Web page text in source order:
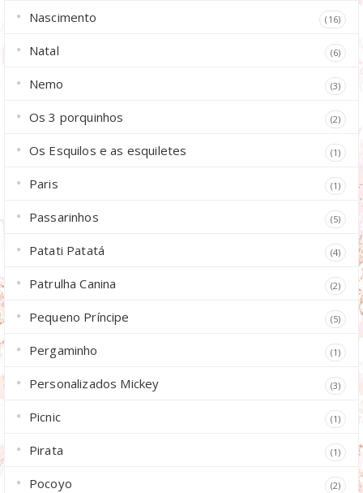
Nascimento (16)
Natal (6)
Nemo (3)
Os 3 porquinhos (2)
Os Esquilos e as esquiletes (1)
Paris (1)
Passarinhos (5)
Patati Patatá (4)
Patrulha Canina (2)
Pequeno Príncipe (5)
Pergaminho (1)
Personalizados Mickey (3)
Picnic (1)
Pirata (1)
Pocoyo (2)